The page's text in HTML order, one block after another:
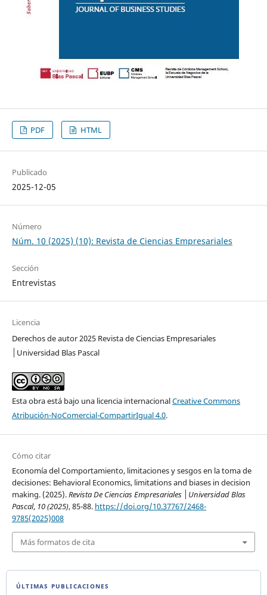
PDF HTML
Publicado
2025-12-05
Número
Núm. 10 (2025) (10): Revista de Ciencias Empresariales
Sección
Entrevistas
Licencia
Derechos de autor 2025 Revista de Ciencias Empresariales
│Universidad Blas Pascal
Esta obra está bajo una licencia internacionalCreative Commons
Atribución-NoComercial-CompartirIgual 4.0.
Cómo citar
Economía del Comportamiento, limitaciones y sesgos en la toma de
decisiones: Behavioral Economics, limitations and biases in decision
making. (2025).Revista De Ciencias Empresariales │Universidad Blas
Pascal, 10 (2025), 85-88. https://doi.org/10.37767/2468-
9785(2025)008
Más formatos de cita
ÚLTIMAS PUBLICACIONES